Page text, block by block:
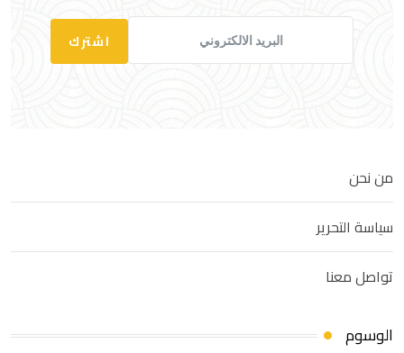
اشترك
من نحن
سياسة التحرير
تواصل معنا
الوسوم